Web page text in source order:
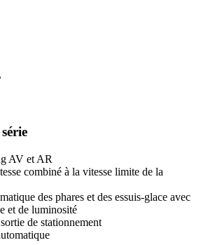
AV et AR
combiné à la vitesse limite de la
des phares et des essuis-glace avec
et de luminosité
de stationnement